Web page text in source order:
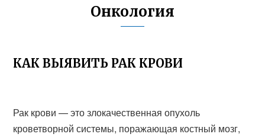
Онкология
КАК ВЫЯВИТЬ РАК КРОВИ
Рак крови — это злокачественная опухоль
кроветворной системы, поражающая костный мозг,